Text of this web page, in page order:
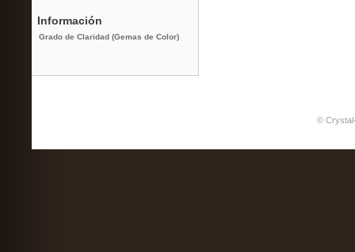
Información
Grado de Claridad (Gemas de Color)
©